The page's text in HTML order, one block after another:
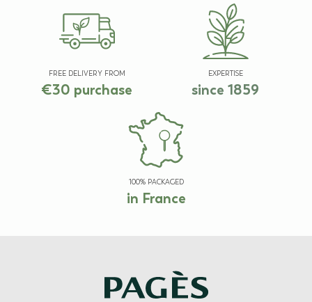
FREE DELIVERY FROM
€30 purchase
EXPERTISE
since 1859
100% PACKAGED
in France